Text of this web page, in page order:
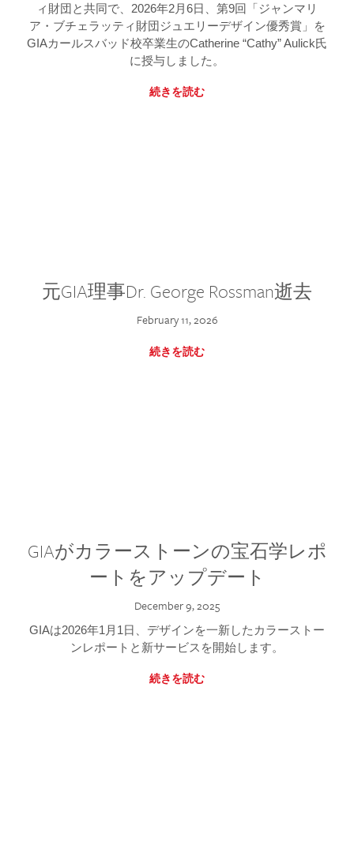
ィ財団と共同で、2026年2月6日、第9回「ジャンマリ
ア・ブチェラッティ財団ジュエリーデザイン優秀賞」を
GIAカールスバッド校卒業生のCatherine “Cathy” Aulick氏
に授与しました。
続きを読む
元GIA理事Dr. George Rossman逝去
February 11, 2026
続きを読む
GIAがカラーストーンの宝石学レポ
ートをアップデート
December 9, 2025
GIAは2026年1月1日、デザインを一新したカラーストー
ンレポートと新サービスを開始します。
続きを読む